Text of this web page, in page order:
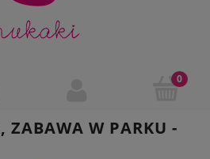
ZABAWA W PARKU -